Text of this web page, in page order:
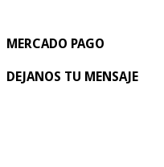
MERCADO PAGO
DEJANOS TU MENSAJE